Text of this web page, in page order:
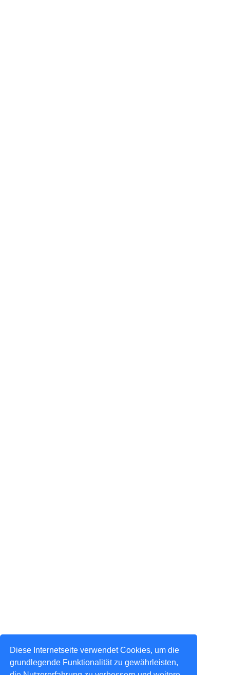
Diese Internetseite verwendet Cookies, um die
grundlegende Funktionalität zu gewährleisten,